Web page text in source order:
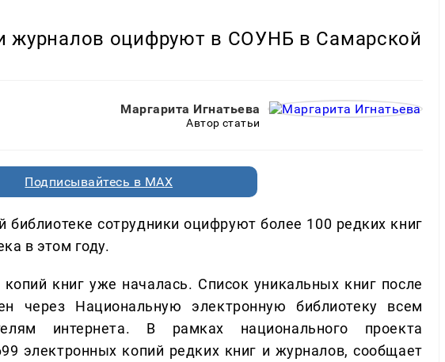
журналов оцифруют в СОУНБ в Самарской
Маргарита Игнатьева
Автор статьи
Подписывайтесь в MAX
библиотеке сотрудники оцифруют более 100 редких книг
в этом году.
книг уже началась. Список уникальных книг после
через Национальную электронную библиотеку всем
интернета. В рамках национального проекта
электронных копий редких книг и журналов, сообщает